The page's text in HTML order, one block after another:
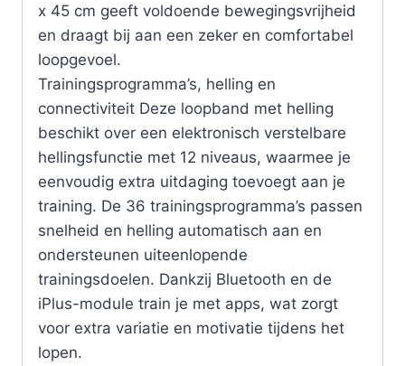
x 45 cm geeft voldoende bewegingsvrijheid
en draagt bij aan een zeker en comfortabel
loopgevoel.
Trainingsprogramma’s, helling en
connectiviteit Deze loopband met helling
beschikt over een elektronisch verstelbare
hellingsfunctie met 12 niveaus, waarmee je
eenvoudig extra uitdaging toevoegt aan je
training. De 36 trainingsprogramma’s passen
snelheid en helling automatisch aan en
ondersteunen uiteenlopende
trainingsdoelen. Dankzij Bluetooth en de
iPlus-module train je met apps, wat zorgt
voor extra variatie en motivatie tijdens het
lopen.